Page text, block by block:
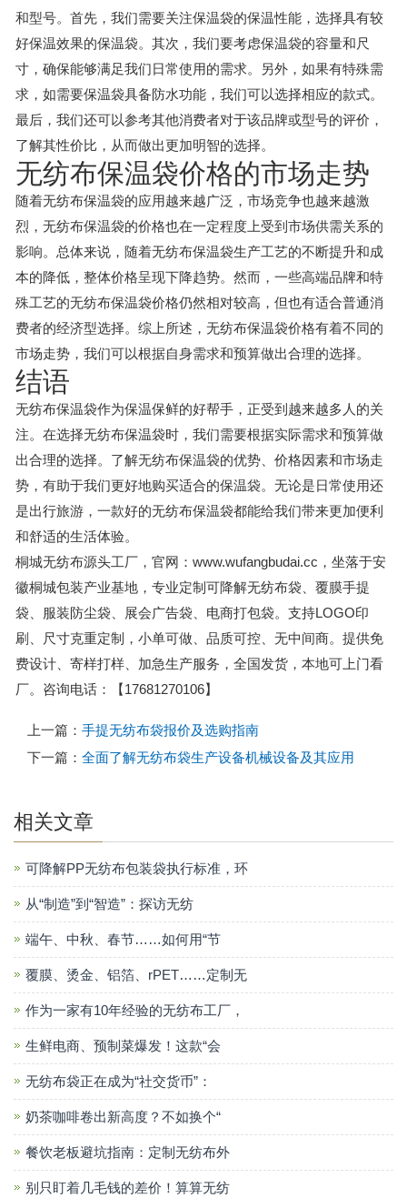
和型号。首先，我们需要关注保温袋的保温性能，选择具有较
好保温效果的保温袋。其次，我们要考虑保温袋的容量和尺
寸，确保能够满足我们日常使用的需求。另外，如果有特殊需
求，如需要保温袋具备防水功能，我们可以选择相应的款式。
最后，我们还可以参考其他消费者对于该品牌或型号的评价，
了解其性价比，从而做出更加明智的选择。
无纺布保温袋价格的市场走势
随着无纺布保温袋的应用越来越广泛，市场竞争也越来越激
烈，无纺布保温袋的价格也在一定程度上受到市场供需关系的
影响。总体来说，随着无纺布保温袋生产工艺的不断提升和成
本的降低，整体价格呈现下降趋势。然而，一些高端品牌和特
殊工艺的无纺布保温袋价格仍然相对较高，但也有适合普通消
费者的经济型选择。综上所述，无纺布保温袋价格有着不同的
市场走势，我们可以根据自身需求和预算做出合理的选择。
结语
无纺布保温袋作为保温保鲜的好帮手，正受到越来越多人的关
注。在选择无纺布保温袋时，我们需要根据实际需求和预算做
出合理的选择。了解无纺布保温袋的优势、价格因素和市场走
势，有助于我们更好地购买适合的保温袋。无论是日常使用还
是出行旅游，一款好的无纺布保温袋都能给我们带来更加便利
和舒适的生活体验。
桐城无纺布源头工厂，官网：www.wufangbudai.cc，坐落于安
徽桐城包装产业基地，专业定制可降解无纺布袋、覆膜手提
袋、服装防尘袋、展会广告袋、电商打包袋。支持LOGO印
刷、尺寸克重定制，小单可做、品质可控、无中间商。提供免
费设计、寄样打样、加急生产服务，全国发货，本地可上门看
厂。咨询电话：【17681270106】
上一篇： 手提无纺布袋报价及选购指南
下一篇： 全面了解无纺布袋生产设备机械设备及其应用
相关文章
可降解PP无纺布包装袋执行标准，环
从“制造”到“智造”：探访无纺
端午、中秋、春节……如何用“节
覆膜、烫金、铝箔、rPET……定制无
作为一家有10年经验的无纺布工厂，
生鲜电商、预制菜爆发！这款“会
无纺布袋正在成为“社交货币”：
奶茶咖啡卷出新高度？不如换个“
餐饮老板避坑指南：定制无纺布外
别只盯着几毛钱的差价！算算无纺